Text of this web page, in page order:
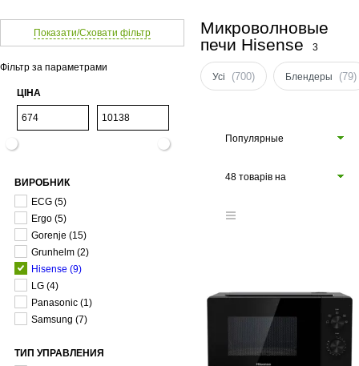
Показати/Сховати фільтр
Фільтр за параметрами
ЦІНА
ВИРОБНИК
ECG (5)
Ergo (5)
Gorenje (15)
Grunhelm (2)
Hisense (9)
LG (4)
Panasonic (1)
Samsung (7)
ТИП УПРАВЛЕНИЯ
Микроволновые
печи Hisense
3
Усі (700) Блендеры (79)
Популярные
48 товарів на